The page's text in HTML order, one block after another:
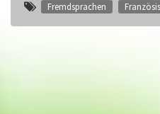
Fremdsprachen